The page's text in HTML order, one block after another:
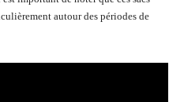
autour des périodes de